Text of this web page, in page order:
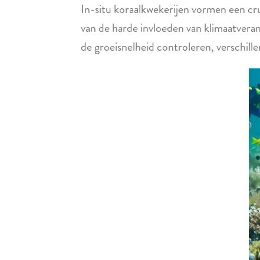
In-situ koraalkwekerijen vormen een
van de harde invloeden van
de groeisnelheid controleren,